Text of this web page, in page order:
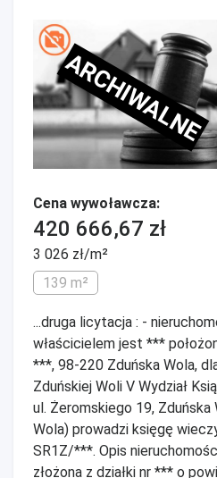
ARCHIWALNE
Cena wywoławcza:
420 666,67 zł
3 026 zł/m²
139 m²
...druga licytacja : -
właścicielem jest ***
***, 98-220 Zduńska Wola,
Zduńskiej Woli V Wydział
ul. Żeromskiego 19,
Wola) prowadzi księgę
SR1Z/***. Opis
złożona z działki nr *** o